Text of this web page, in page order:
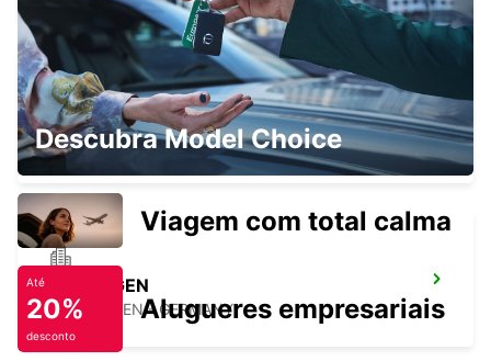
WAIBLINGEN
WAIBLINGEN - GERMANY
NÜRTINGEN
NUERTINGEN - GERMANY
Descubra Model Choice
Viagem com total calma
Até
20%
desconto
Alugueres empresariais